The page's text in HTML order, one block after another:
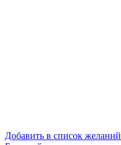
Добавить в список желаний